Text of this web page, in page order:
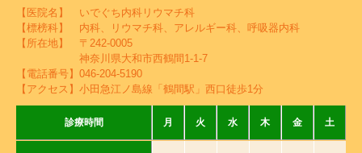
【医院名】 いでぐち内科リウマチ科
【標榜科】 内科、リウマチ科、アレルギー科、呼吸器内科
【所在地】 〒242-0005
神奈川県大和市西鶴間1-1-7
【電話番号】 046-204-5190
【アクセス】小田急江ノ島線「鶴間駅」西口徒歩1分
診療時間 月 火 水 木 金 土